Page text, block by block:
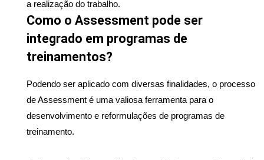
a realização do trabalho.
Como o Assessment pode ser
integrado em programas de
treinamentos?
Podendo ser aplicado com diversas finalidades, o processo
de Assessment é uma valiosa ferramenta para o
desenvolvimento e reformulações de programas de
treinamento.